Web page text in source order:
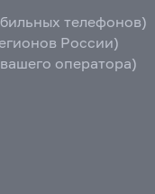
телефонов)
России)
оператора)